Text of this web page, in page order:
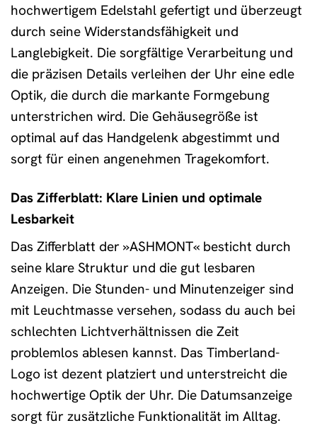
hochwertigem Edelstahl gefertigt und überzeugt
durch seine Widerstandsfähigkeit und
Langlebigkeit. Die sorgfältige Verarbeitung und
die präzisen Details verleihen der Uhr eine edle
Optik, die durch die markante Formgebung
unterstrichen wird. Die Gehäusegröße ist
optimal auf das Handgelenk abgestimmt und
sorgt für einen angenehmen Tragekomfort.
Das Zifferblatt: Klare Linien und optimale
Lesbarkeit
Das Zifferblatt der »ASHMONT« besticht durch
seine klare Struktur und die gut lesbaren
Anzeigen. Die Stunden- und Minutenzeiger sind
mit Leuchtmasse versehen, sodass du auch bei
schlechten Lichtverhältnissen die Zeit
problemlos ablesen kannst. Das Timberland-
Logo ist dezent platziert und unterstreicht die
hochwertige Optik der Uhr. Die Datumsanzeige
sorgt für zusätzliche Funktionalität im Alltag.